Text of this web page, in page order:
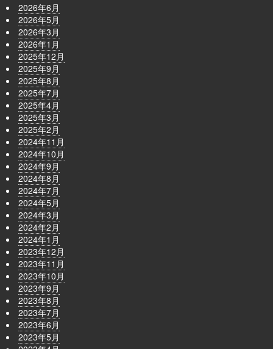
2026年6月
2026年5月
2026年3月
2026年1月
2025年12月
2025年9月
2025年8月
2025年7月
2025年4月
2025年3月
2025年2月
2024年11月
2024年10月
2024年9月
2024年8月
2024年7月
2024年5月
2024年3月
2024年2月
2024年1月
2023年12月
2023年11月
2023年10月
2023年9月
2023年8月
2023年7月
2023年6月
2023年5月